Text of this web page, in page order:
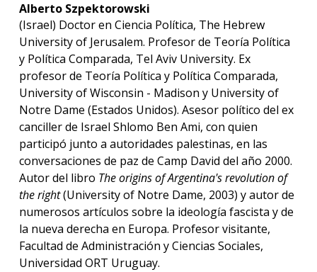
Alberto Szpektorowski
(Israel) Doctor en Ciencia Política, The Hebrew
University of Jerusalem. Profesor de Teoría Política
y Política Comparada, Tel Aviv University. Ex
profesor de Teoría Política y Política Comparada,
University of Wisconsin - Madison y University of
Notre Dame (Estados Unidos). Asesor político del ex
canciller de Israel Shlomo Ben Ami, con quien
participó junto a autoridades palestinas, en las
conversaciones de paz de Camp David del año 2000.
Autor del libro The origins of Argentina's revolution of
the right(University of Notre Dame, 2003) y autor de
numerosos artículos sobre la ideología fascista y de
la nueva derecha en Europa. Profesor visitante,
Facultad de Administración y Ciencias Sociales,
Universidad ORT Uruguay.